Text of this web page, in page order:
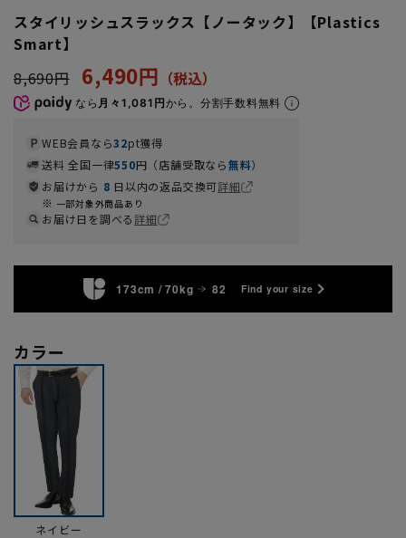
スタイリッシュスラックス【ノータック】【Plastics
Smart】
8,690円 6,490円
なら 月々1,081円から。分割手数料無料
WEB会員なら32pt獲得
送料 全国一律550円（店舗受取なら無料）
お届けから 8 日以内の返品交換可詳細
一部対象外商品あり
お届け日を調べる詳細
173cm / 70kg 82 Find your size
カラー
ネイビー